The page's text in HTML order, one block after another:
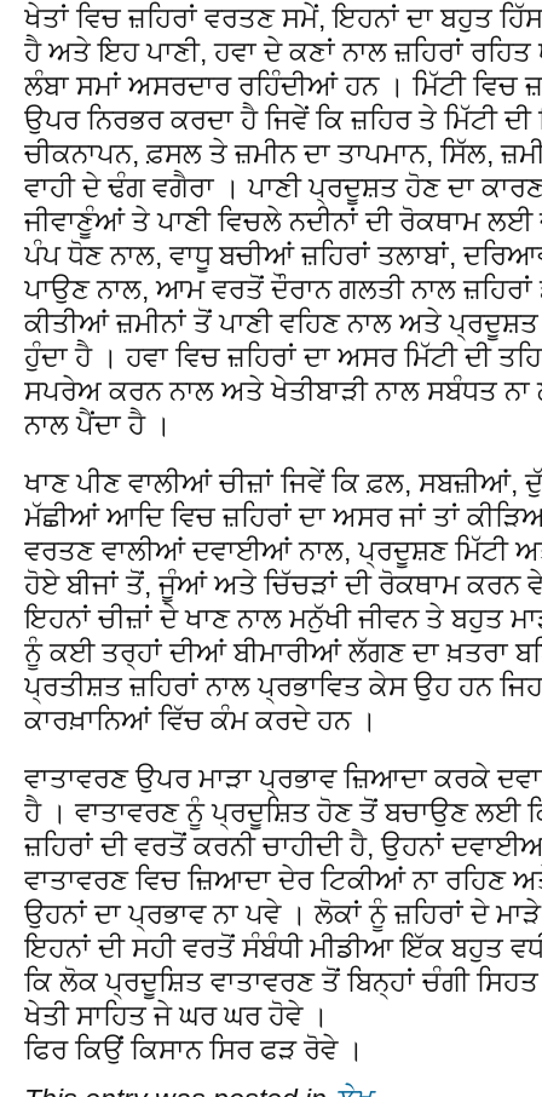
ਖੇਤਾਂ ਵਿਚ ਜ਼ਹਿਰਾਂ ਵਰਤਣ ਸਮੇਂ, ਇਹਨਾਂ ਦਾ ਬਹੁਤ
ਹੈ ਅਤੇ ਇਹ ਪਾਣੀ, ਹਵਾ ਦੇ ਕਣਾਂ ਨਾਲ ਜ਼ਹਿਰਾਂ
ਲੰਬਾ ਸਮਾਂ ਅਸਰਦਾਰ ਰਹਿੰਦੀਆਂ ਹਨ । ਮਿੱਟੀ ਵਿਚ
ਉਪਰ ਨਿਰਭਰ ਕਰਦਾ ਹੈ ਜਿਵੇਂ ਕਿ ਜ਼ਹਿਰ ਤੇ ਮਿੱਟੀ
ਚੀਕਨਾਪਨ, ਫ਼ਸਲ ਤੇ ਜ਼ਮੀਨ ਦਾ ਤਾਪਮਾਨ, ਸਿੱਲ,
ਵਾਹੀ ਦੇ ਢੰਗ ਵਗੈਰਾ । ਪਾਣੀ ਪ੍ਰਦੂਸ਼ਤ ਹੋਣ ਦਾ
ਜੀਵਾਣੂੰਆਂ ਤੇ ਪਾਣੀ ਵਿਚਲੇ ਨਦੀਨਾਂ ਦੀ ਰੋਕਥਾਮ
ਪੰਪ ਧੋਣ ਨਾਲ, ਵਾਧੂ ਬਚੀਆਂ ਜ਼ਹਿਰਾਂ ਤਲਾਬਾਂ,
ਪਾਉਣ ਨਾਲ, ਆਮ ਵਰਤੋਂ ਦੌਰਾਨ ਗਲਤੀ ਨਾਲ ਜ਼ਹਿਰਾਂ
ਕੀਤੀਆਂ ਜ਼ਮੀਨਾਂ ਤੋਂ ਪਾਣੀ ਵਹਿਣ ਨਾਲ ਅਤੇ
ਹੁੰਦਾ ਹੈ । ਹਵਾ ਵਿਚ ਜ਼ਹਿਰਾਂ ਦਾ ਅਸਰ ਮਿੱਟੀ ਦੀ
ਸਪਰੇਅ ਕਰਨ ਨਾਲ ਅਤੇ ਖੇਤੀਬਾੜੀ ਨਾਲ ਸਬੰਧਤ
ਨਾਲ ਪੈਂਦਾ ਹੈ ।
ਖਾਣ ਪੀਣ ਵਾਲੀਆਂ ਚੀਜ਼ਾਂ ਜਿਵੇਂ ਕਿ ਫ਼ਲ, ਸਬਜ਼ੀਆਂ,
ਮੱਛੀਆਂ ਆਦਿ ਵਿਚ ਜ਼ਹਿਰਾਂ ਦਾ ਅਸਰ ਜਾਂ ਤਾਂ
ਵਰਤਣ ਵਾਲੀਆਂ ਦਵਾਈਆਂ ਨਾਲ, ਪ੍ਰਦੂਸ਼ਣ ਮਿੱਟੀ
ਹੋਏ ਬੀਜਾਂ ਤੋਂ, ਜੂੰਆਂ ਅਤੇ ਚਿੱਚੜਾਂ ਦੀ ਰੋਕਥਾਮ
ਇਹਨਾਂ ਚੀਜ਼ਾਂ ਦੇ ਖਾਣ ਨਾਲ ਮਨੁੱਖੀ ਜੀਵਨ ਤੇ ਬਹੁਤ
ਨੂੰ ਕਈ ਤਰ੍ਹਾਂ ਦੀਆਂ ਬੀਮਾਰੀਆਂ ਲੱਗਣ ਦਾ ਖ਼ਤਰਾ
ਪ੍ਰਤੀਸ਼ਤ ਜ਼ਹਿਰਾਂ ਨਾਲ ਪ੍ਰਭਾਵਿਤ ਕੇਸ ਉਹ ਹਨ
ਕਾਰਖ਼ਾਨਿਆਂ ਵਿੱਚ ਕੰਮ ਕਰਦੇ ਹਨ ।
ਵਾਤਾਵਰਣ ਉਪਰ ਮਾੜਾ ਪ੍ਰਭਾਵ ਜ਼ਿਆਦਾ ਕਰਕੇ
ਹੈ । ਵਾਤਾਵਰਣ ਨੂੰ ਪ੍ਰਦੂਸ਼ਿਤ ਹੋਣ ਤੋਂ ਬਚਾਉਣ ਲਈ
ਜ਼ਹਿਰਾਂ ਦੀ ਵਰਤੋਂ ਕਰਨੀ ਚਾਹੀਦੀ ਹੈ, ਉਹਨਾਂ
ਵਾਤਾਵਰਣ ਵਿਚ ਜ਼ਿਆਦਾ ਦੇਰ ਟਿਕੀਆਂ ਨਾ ਰਹਿਣ
ਉਹਨਾਂ ਦਾ ਪ੍ਰਭਾਵ ਨਾ ਪਵੇ । ਲੋਕਾਂ ਨੂੰ ਜ਼ਹਿਰਾਂ ਦੇ
ਇਹਨਾਂ ਦੀ ਸਹੀ ਵਰਤੋਂ ਸੰਬੰਧੀ ਮੀਡੀਆ ਇੱਕ ਬਹੁਤ
ਕਿ ਲੋਕ ਪ੍ਰਦੂਸ਼ਿਤ ਵਾਤਾਵਰਣ ਤੋਂ ਬਿਨ੍ਹਾਂ ਚੰਗੀ
ਖੇਤੀ ਸਾਹਿਤ ਜੇ ਘਰ ਘਰ ਹੋਵੇ ।
ਫਿਰ ਕਿਉਂ ਕਿਸਾਨ ਸਿਰ ਫੜ ਰੋਵੇ ।